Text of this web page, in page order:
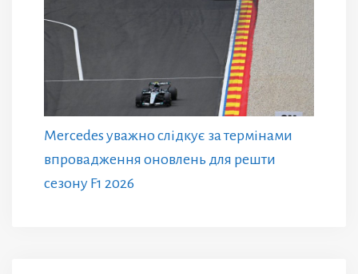
Mercedes уважно слідкує за термінами
впровадження оновлень для решти
сезону F1 2026